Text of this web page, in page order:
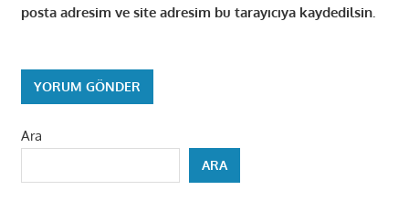
posta adresim ve site adresim bu tarayıcıya kaydedilsin.
Ara
ARA